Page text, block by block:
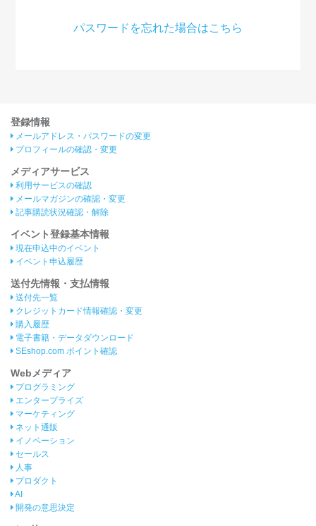
パスワードを忘れた場合はこちら
登録情報
メールアドレス・パスワードの変更
プロフィールの確認・変更
メディアサービス
利用サービスの確認
メールマガジンの確認・変更
記事購読状況確認・解除
イベント登録基本情報
現在申込中のイベント
イベント申込履歴
送付先情報・支払情報
送付先一覧
クレジットカード情報確認・変更
購入履歴
電子書籍・データダウンロード
SEshop.com ポイント確認
Webメディア
プログラミング
エンタープライズ
マーケティング
ネット通販
イノベーション
セールス
人事
プロダクト
AI
開発の意思決定